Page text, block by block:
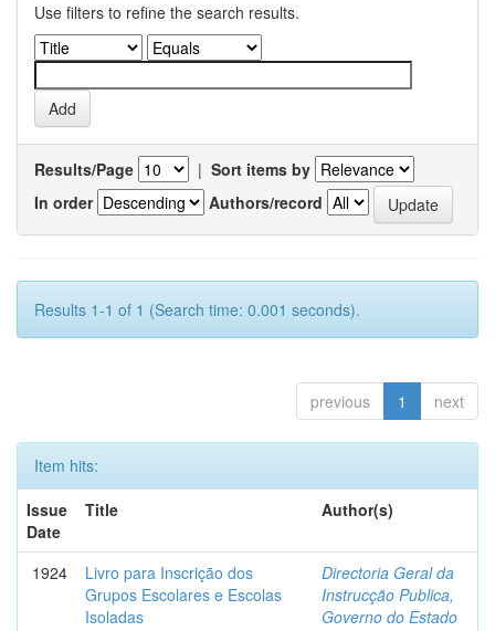
Use filters to refine the search results.
Results/Page | Sort items by
In order
Authors/record
Results 1-1 of 1 (Search time: 0.001 seconds).
previous 1 next
Item hits:
Issue
Date
Title Author(s)
1924
Livro para Inscrição dos
Grupos Escolares e Escolas
Isoladas
Directoria Geral da
Instrucção Publica,
Governo do Estado